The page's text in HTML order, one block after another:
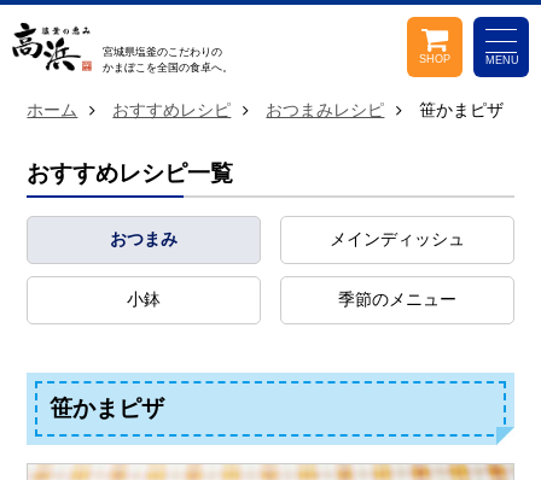
宮城県塩釜のこだわりの
かまぼこを全国の食卓へ。
MENU
SHOP
ホーム おすすめレシピ おつまみレシピ 笹かまピザ
おすすめレシピ一覧
おつまみ メインディッシュ
小鉢 季節のメニュー
笹かまピザ